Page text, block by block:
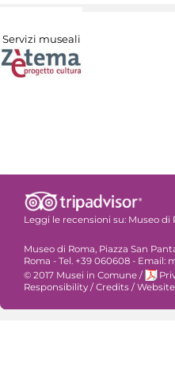
Servizi museali
Leggi le recensioni su: Museo di
Museo di Roma, Piazza San
Roma - Tel. +39 060608 -
© 2017 Musei in Comune /
Responsibility /Credits /